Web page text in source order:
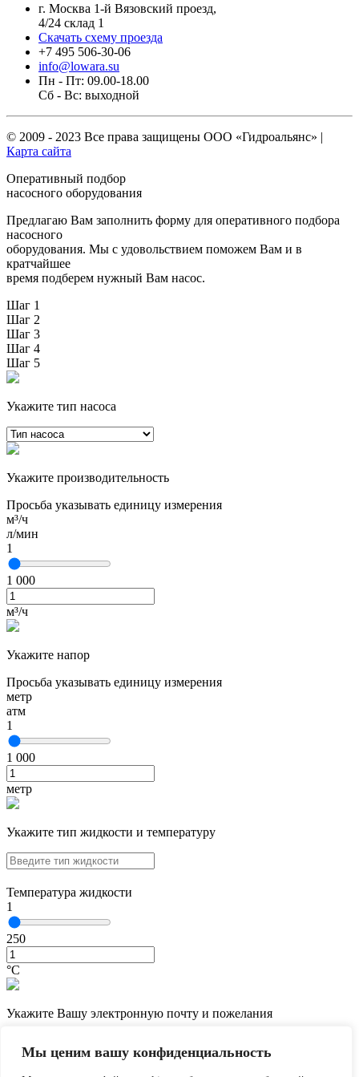
Мы ценим вашу конфиденциальность
г. Москва 1-й Вязовский проезд,
4/24 склад 1
Скачать схему проезда
+7 495 506-30-06
info@lowara.su
Пн - Пт: 09.00-18.00
Сб - Вс: выходной
© 2009 - 2023 Все права защищены ООО «Гидроальянс» |
Карта сайта
Оперативный подбор
насосного оборудования
Предлагаю Вам заполнить форму для оперативного подбора
насосного
оборудования. Мы с удовольствием поможем Вам и в
кратчайшее
время подберем нужный Вам насос.
Шаг 1
Шаг 2
Шаг 3
Шаг 4
Шаг 5
Укажите тип насоса
Укажите производительность
Просьба указывать единицу измерения
м³/ч
л/мин
1
1 000
м³/ч
Укажите напор
Просьба указывать единицу измерения
метр
атм
1
1 000
метр
Укажите тип жидкости и температуру
Температура жидкости
1
250
°С
Укажите Вашу электронную почту и пожелания